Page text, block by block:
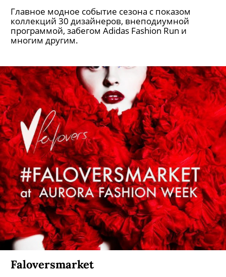
Главное модное событие сезона с показом
коллекций 30 дизайнеров, внеподиумной
программой, забегом Adidas Fashion Run и
многим другим.
Faloversmarket